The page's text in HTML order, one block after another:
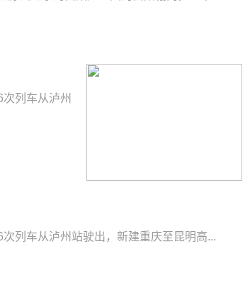
列车从泸州
列车从泸州站驶出，新建重庆至昆明高...